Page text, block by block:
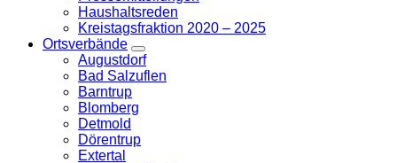
Haushaltsreden
Kreistagsfraktion 2020 – 2025
Ortsverbände
Zeige
Untermenü
Augustdorf
Bad Salzuflen
Barntrup
Blomberg
Detmold
Dörentrup
Extertal